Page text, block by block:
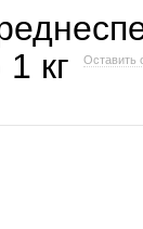
кг
Оставить